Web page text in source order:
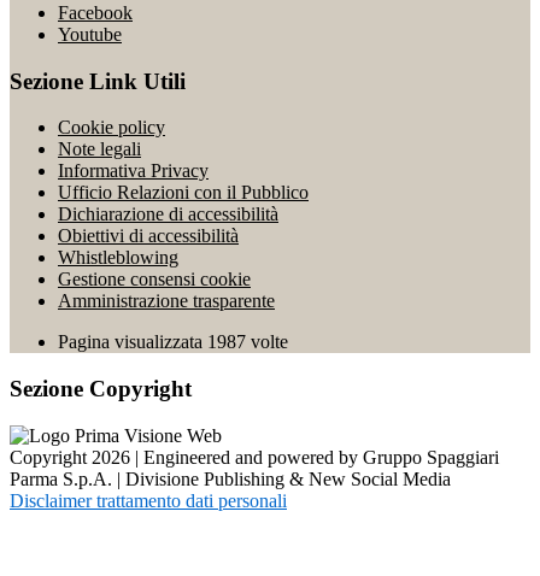
Facebook
Youtube
Sezione Link Utili
Cookie policy
Note legali
Informativa Privacy
Ufficio Relazioni con il Pubblico
Dichiarazione di accessibilità
Obiettivi di accessibilità
Whistleblowing
Gestione consensi cookie
Amministrazione trasparente
Pagina visualizzata 1987 volte
Sezione Copyright
Copyright 2026 | Engineered and powered by Gruppo Spaggiari
Parma S.p.A. | Divisione Publishing & New Social Media
Disclaimer trattamento dati personali